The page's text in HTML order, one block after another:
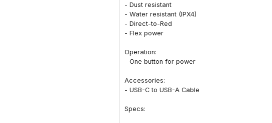
- Dust resistant
- Water resistant (IPX4)
- Direct-to-Red
- Flex power
Operation:
- One button for power
Accessories:
- USB-C to USB-A Cable
Specs: